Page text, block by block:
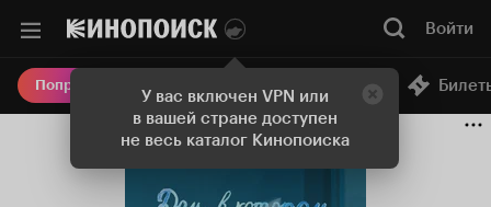
У вас включен VPN или
в вашей стране доступен
не весь каталог Кинопоиска
Войти
Попробовать Плюс Онлайн-кинотеатр